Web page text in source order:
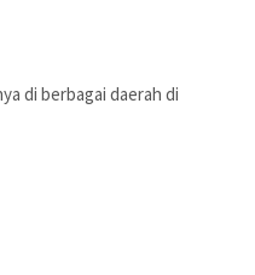
di berbagai daerah di